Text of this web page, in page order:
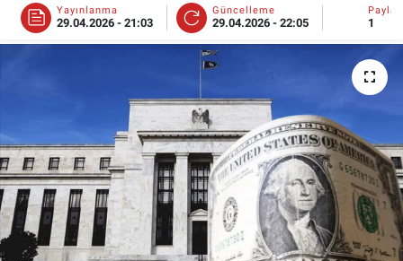
Yayınlanma
29.04.2026 - 21:03
Güncelleme
29.04.2026 - 22:05 1
KADIN
ESKİŞEHİR NÖBETÇİ ECZANELER
Eskişehir Haber İçerikleri
Eskişehir Hava Durumu
Tüm Manşetler
Haber Arşivi